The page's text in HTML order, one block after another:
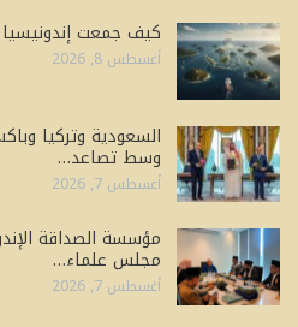
كيف جمعت
أغسطس 8, 2026
السعودية وتركيا
وسط تصاعد…
أغسطس 7, 2026
مؤسسة الصداقة
مجلس علماء…
أغسطس 7, 2026